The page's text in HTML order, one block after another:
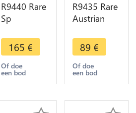
R9440 Rare
Sp
Brabant
Escalin
Philip IV
1627 Main
Silver
165 €
Of doe
een bod
R9435 Rare
Austrian
Escalins
Maria
Theresa
1751
Lion Silver
89 €
Of doe
een bod